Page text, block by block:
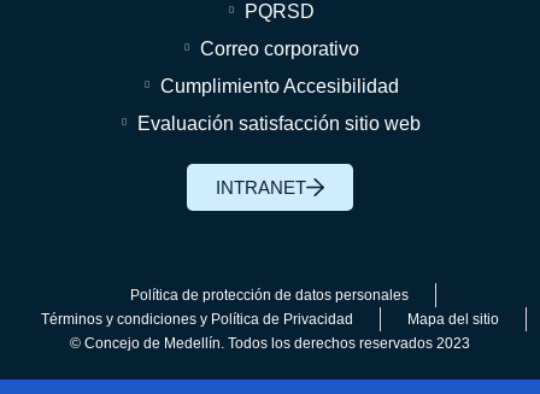
PQRSD
Correo corporativo
Cumplimiento Accesibilidad
Evaluación satisfacción sitio web
INTRANET
Política de protección de datos personales
Términos y condiciones y Política de Privacidad
Mapa del sitio
© Concejo de Medellín. Todos los derechos reservados 2023